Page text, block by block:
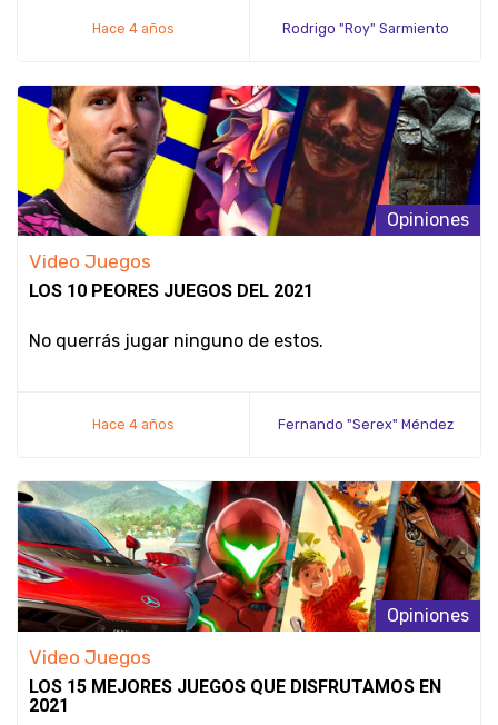
Hace 4 años Rodrigo "Roy" Sarmiento
Opiniones
Video Juegos
LOS 10 PEORES JUEGOS DEL 2021
No querrás jugar ninguno de estos.
Hace 4 años Fernando "Serex" Méndez
Opiniones
Video Juegos
LOS 15 MEJORES JUEGOS QUE DISFRUTAMOS EN
2021